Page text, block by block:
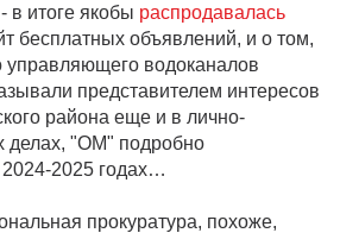
в итоге якобы распродавалась
бесплатных объявлений, и о том,
управляющего водоканалов
представителем интересов
района еще и в лично-
делах, "ОМ" подробно
2025 годах…
прокуратура, похоже,